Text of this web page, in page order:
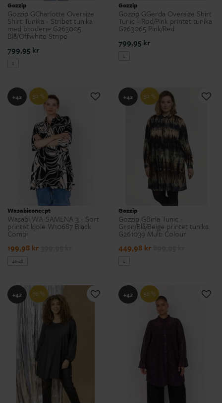
Gozzip
Gozzip GCharlotte Oversize
Shirt Tunika - Stribet tunika
med broderie G263005
Blå/Offwhite Stripe
799,95 kr
S
Gozzip
Gozzip GGerda Oversize Shirt
Tunic - Rød/Pink printet tunika
G263065 Pink/Red
799,95 kr
L
+42 50 %
Wasabiconcept
Wasabi WA-SAMENA 3 - Sort
printet kjole W10687 Black
Combi
199,98 kr
46-48
+42 50 %
Gozzip
Gozzip GBirla Tunic -
Grøn/Blå/Beige printet tunika
G261039 Multi Colour
449,98 kr
L
+42 70 % +42 50 %